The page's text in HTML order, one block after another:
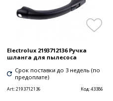
Electrolux 2193712136 Ручка
шланга для пылесоса
Срок поставки до 3 недель (по
предоплате)
Art:2193712136 Код:43386